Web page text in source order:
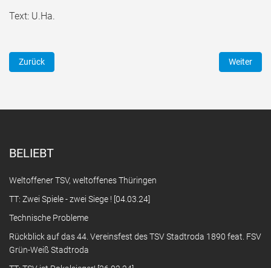
Text: U.Ha.
Vorheriger Beitrag: HB: männl. J. - B. - Saisonfazit (12.04.2017)
Zurück Nächster
Weiter
BELIEBT
Weltoffener TSV, weltoffenes Thüringen
TT: Zwei Spiele - zwei Siege ! [04.03.24]
Technische Probleme
Rückblick auf das 44. Vereinsfest des TSV Stadtroda 1890 feat. FSV
Grün-Weiß Stadtroda